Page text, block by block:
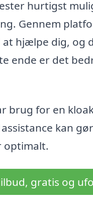
hurtigst
Gennem
hjælpe dig, og
ende er det
brug for en
kan
optimalt.
gratis og